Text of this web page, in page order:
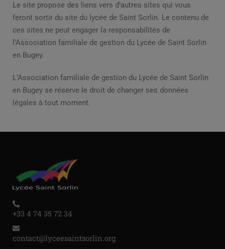
Le site propose des liens vers d’autres sites qui vous
feront sortir du site du lycée de Saint Sorlin. Le contenu de
ces sites ne peut engager la responsabilités de
l’Association familiale de gestion du Lycée de Saint Sorlin
en Bugey.
L’Association familiale de gestion du Lycée de Saint Sorlin
en Bugey se réserve le droit de changer ses données
légales à tout moment.
+33 4 74 35 72 34
contact@lyceesaintsorlin.org